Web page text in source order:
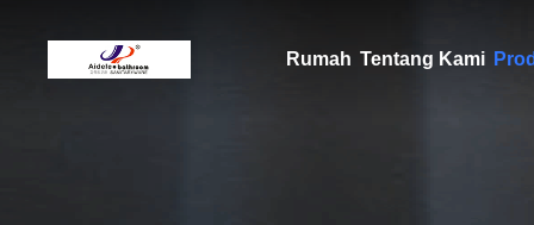
Rumah Tentang Kami